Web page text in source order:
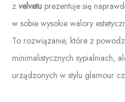
z velvetu prezentuje się
w sobie wysokie walory
To rozwiązanie, które z
minimalistycznych sypialniach,
urządzonych w stylu glamour